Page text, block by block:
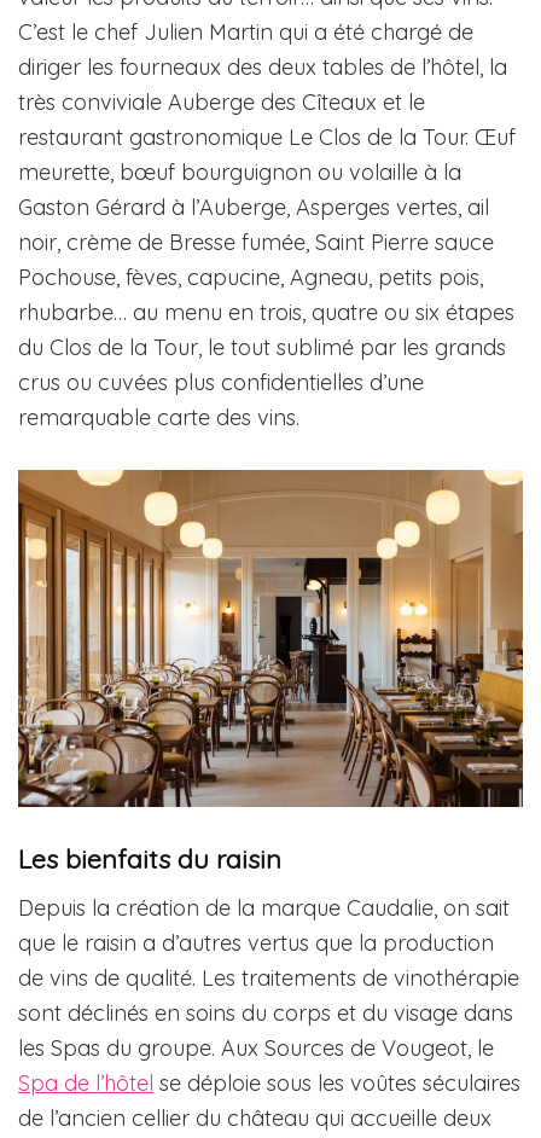
C’est le chef Julien Martin qui a été chargé de
diriger les fourneaux des deux tables de l’hôtel, la
très conviviale Auberge des Cîteaux et le
restaurant gastronomique Le Clos de la Tour. Œuf
meurette, bœuf bourguignon ou volaille à la
Gaston Gérard à l’Auberge, Asperges vertes, ail
noir, crème de Bresse fumée, Saint Pierre sauce
Pochouse, fèves, capucine, Agneau, petits pois,
rhubarbe… au menu en trois, quatre ou six étapes
du Clos de la Tour, le tout sublimé par les grands
crus ou cuvées plus confidentielles d’une
remarquable carte des vins.
Les bienfaits du raisin
Depuis la création de la marque Caudalie, on sait
que le raisin a d’autres vertus que la production
de vins de qualité. Les traitements de vinothérapie
sont déclinés en soins du corps et du visage dans
les Spas du groupe. Aux Sources de Vougeot, le
Spa de l’hôtel se déploie sous les voûtes séculaires
de l’ancien cellier du château qui accueille deux